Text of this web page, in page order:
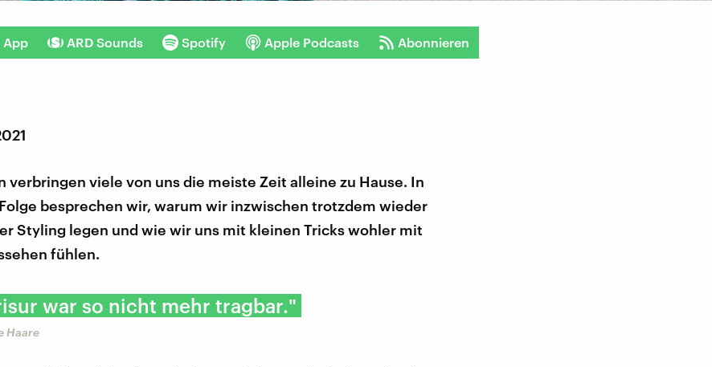
App ARD Sounds Spotify Apple Podcasts Abonnieren
verbringen viele von uns die meiste Zeit alleine zu Hause. In
besprechen wir, warum wir inzwischen trotzdem wieder
Styling legen und wie wir uns mit kleinen Tricks wohler mit
fühlen.
war so nicht mehr tragbar."
Haare